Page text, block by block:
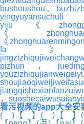
bushoushou、
yiju《
《
《
fa》
pizhun，
，
看污视频的app大全安
( )【 】( )【 】(在)